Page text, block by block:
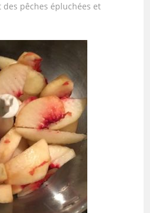
pêches épluchées et